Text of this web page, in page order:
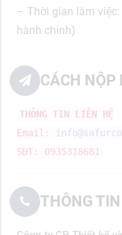
– Thời gian làm
hành chính)
CÁCH NỘP
THÔNG TIN LIÊN HỆ
Email:
SĐT: 0935318681
THÔNG